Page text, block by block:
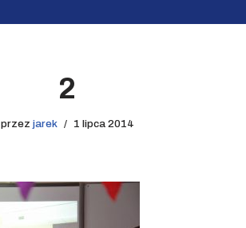
2
przez jarek 1 lipca 2014